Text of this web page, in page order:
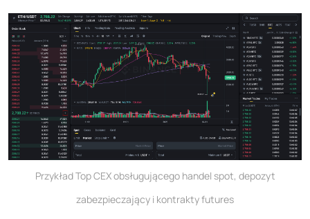
Przykład Top CEX obsługującego handel spot, depozyt
zabezpieczający i kontrakty futures